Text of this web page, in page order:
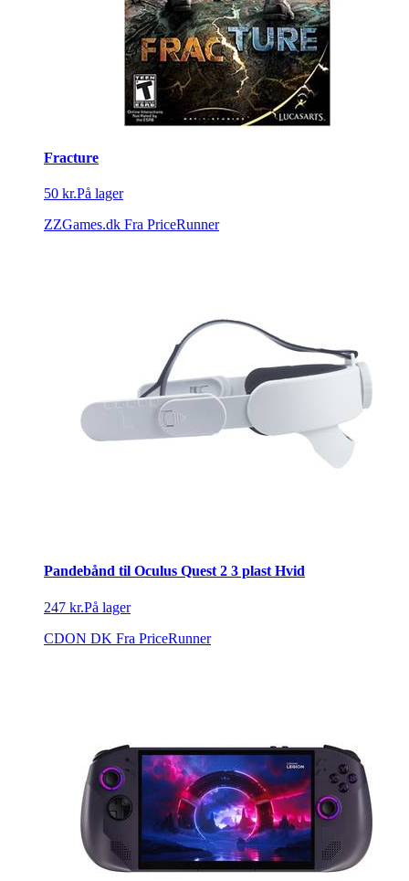
Fracture
50 kr.På lager
ZZGames.dk Fra PriceRunner
Pandebånd til Oculus Quest 2 3 plast Hvid
247 kr.På lager
CDON DK Fra PriceRunner